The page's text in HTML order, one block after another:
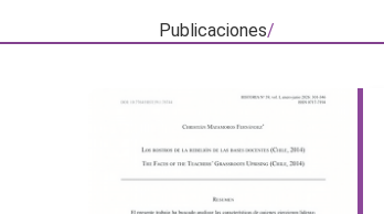
Publicaciones/